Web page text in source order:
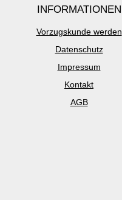
INFORMATIONEN
Vorzugskunde werden
Datenschutz
Impressum
Kontakt
AGB